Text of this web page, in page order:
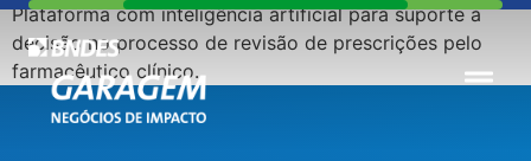
Plataforma com inteligência artificial para suporte à
decisão no processo de revisão de prescrições pelo
farmacêutico clínico.